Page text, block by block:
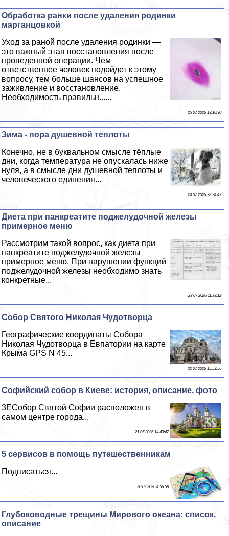
Обработка ранки после удаления родинки
марганцовкой
Уход за раной после удаления родинки —
это важный этап восстановления после
проведенной операции. Чем
ответственнее человек подойдет к этому
вопросу, тем больше шансов на успешное
заживление и восстановление.
Необходимость правильн......
25 07 2026 13:10:30
Зима - пора душевной теплоты
Конечно, не в буквальном смысле тёплые
дни, когда температура не опускалась ниже
нуля, а в смысле дни душевной теплоты и
человеческого единения...
24 07 2026 23:24:42
Диета при панкреатите поджелудочной железы
примерное меню
Рассмотрим такой вопрос, как диета при
панкреатите поджелудочной железы
примерное меню. При нарушении функций
поджелудочной железы необходимо знать
конкретные...
23 07 2026 11:33:12
Собор Святого Николая Чудотворца
Географические координаты Собора
Николая Чудотворца в Евпатории на карте
Крыма GPS N 45...
22 07 2026 15:59:56
Софийский собор в Киеве: история, описание, фото
3EСобор Святой Софии расположен в
самом центре города...
21 07 2026 14:43:47
5 сервисов в помощь путешественникам
Подписаться...
20 07 2026 4:56:58
Глубоководные трещины Мирового океана: список,
описание